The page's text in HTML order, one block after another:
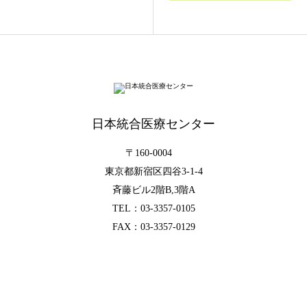
日本統合医療センター
〒160-0004
東京都新宿区四谷3-1-4
斉藤ビル2階B,3階A
TEL： 03-3357-0105
FAX：03-3357-0129